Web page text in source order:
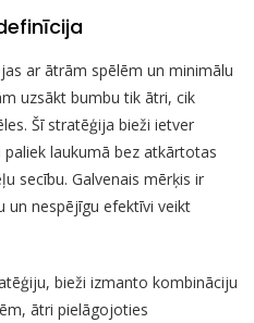
ar ātrām spēlēm un minimālu
uzsākt bumbu tik ātri, cik
Šī stratēģija bieži ietver
laukumā bez atkārtotas
secību. Galvenais mērķis ir
un nespējīgu efektīvi veikt
bieži izmanto kombināciju
ātri pielāgojoties